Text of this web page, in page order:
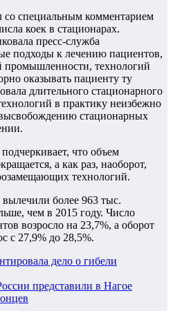
специальным комментарием
коек в стационарах.
пресс-служба
подходы к лечению пациентов,
промышленности, технологий
оказывать пациенту ту
длительного стационарного
в практику неизбежно
стационарных
что объем
а как раз, наоборот,
технологий.
более 963 тыс.
чем в 2015 году. Число
возросло на 23,7%, а оборот
с 27,9% до 28,5%.
дело о гибели
представили в Нагое